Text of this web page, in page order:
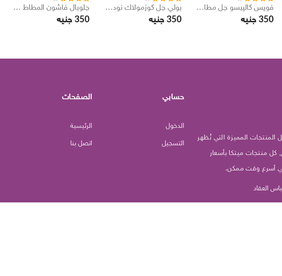
فويس كاليبسو جل مطاط 15 مل
350 جنيه
بولي جل كوزمولاك نودي 30 مل
350 جنيه
جلوبال فاشون المطاط الفرنسي عالي الجودة (09) 15 مل
350 جنيه
المنتجات المميزة التي تُظهر
منتجات ميتكا بأسعار
أسرع وقت ممكن.
حسابي
الدخول
التسجيل
الصفحات
الرئيسية
اتصل بنا